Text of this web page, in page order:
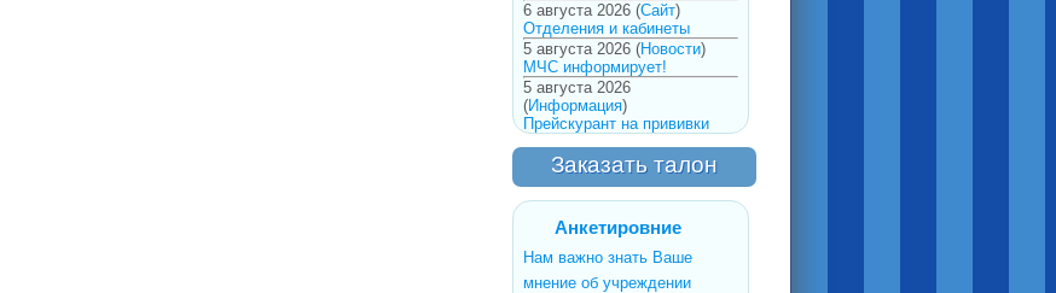
6 августа 2026 (Сайт)
Отделения и кабинеты
5 августа 2026 (Новости)
МЧС информирует!
5 августа 2026
(Информация)
Прейскурант на прививки
Заказать талон
Анкетировние
Нам важно знать Ваше
мнение об учреждении